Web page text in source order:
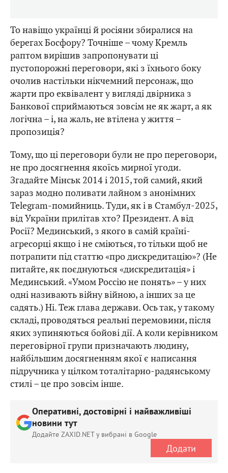
То навіщо українці й росіяни збиралися на
берегах Босфору? Точніше – чому Кремль
раптом вирішив запропонувати ці
пустопорожні переговори, які з їхнього боку
очолив настільки нікчемний персонаж, що
жарти про еквівалент у вигляді двірника з
Банкової сприймаються зовсім не як жарт, а як
логічна – і, на жаль, не втілена у життя –
пропозиція?
Тому, що ці переговори були не про переговори,
не про досягнення якоїсь мирної угоди.
Згадайте Мінськ 2014 і 2015, той самий, який
зараз модно поливати лайном з анонімних
Telegram‑помийниць. Туди, як і в Стамбул-2025,
від України прилітав хто? Президент. А від
Росії? Мединський, з якого в самій країні-
агресорці якщо і не сміються, то тільки щоб не
потрапити під статтю «про дискредитацію»? (Не
питайте, як поєднуються «дискредитація» і
Мединський. «Умом Россію не понять» – у них
одні називають війну війною, а інших за це
садять.) Ні. Теж глава держави. Ось так, у такому
складі, проводяться реальні перемовини, після
яких зупиняються бойові дії. А коли керівником
переговірної групи призначають людину,
найбільшим досягненням якої є написання
підручника у цілком тоталітарно-радянському
стилі – це про зовсім інше.
Оперативні, достовірні і найважливіші
новини тут
Додайте ZAXID.NET у вибрані в Google
Додати